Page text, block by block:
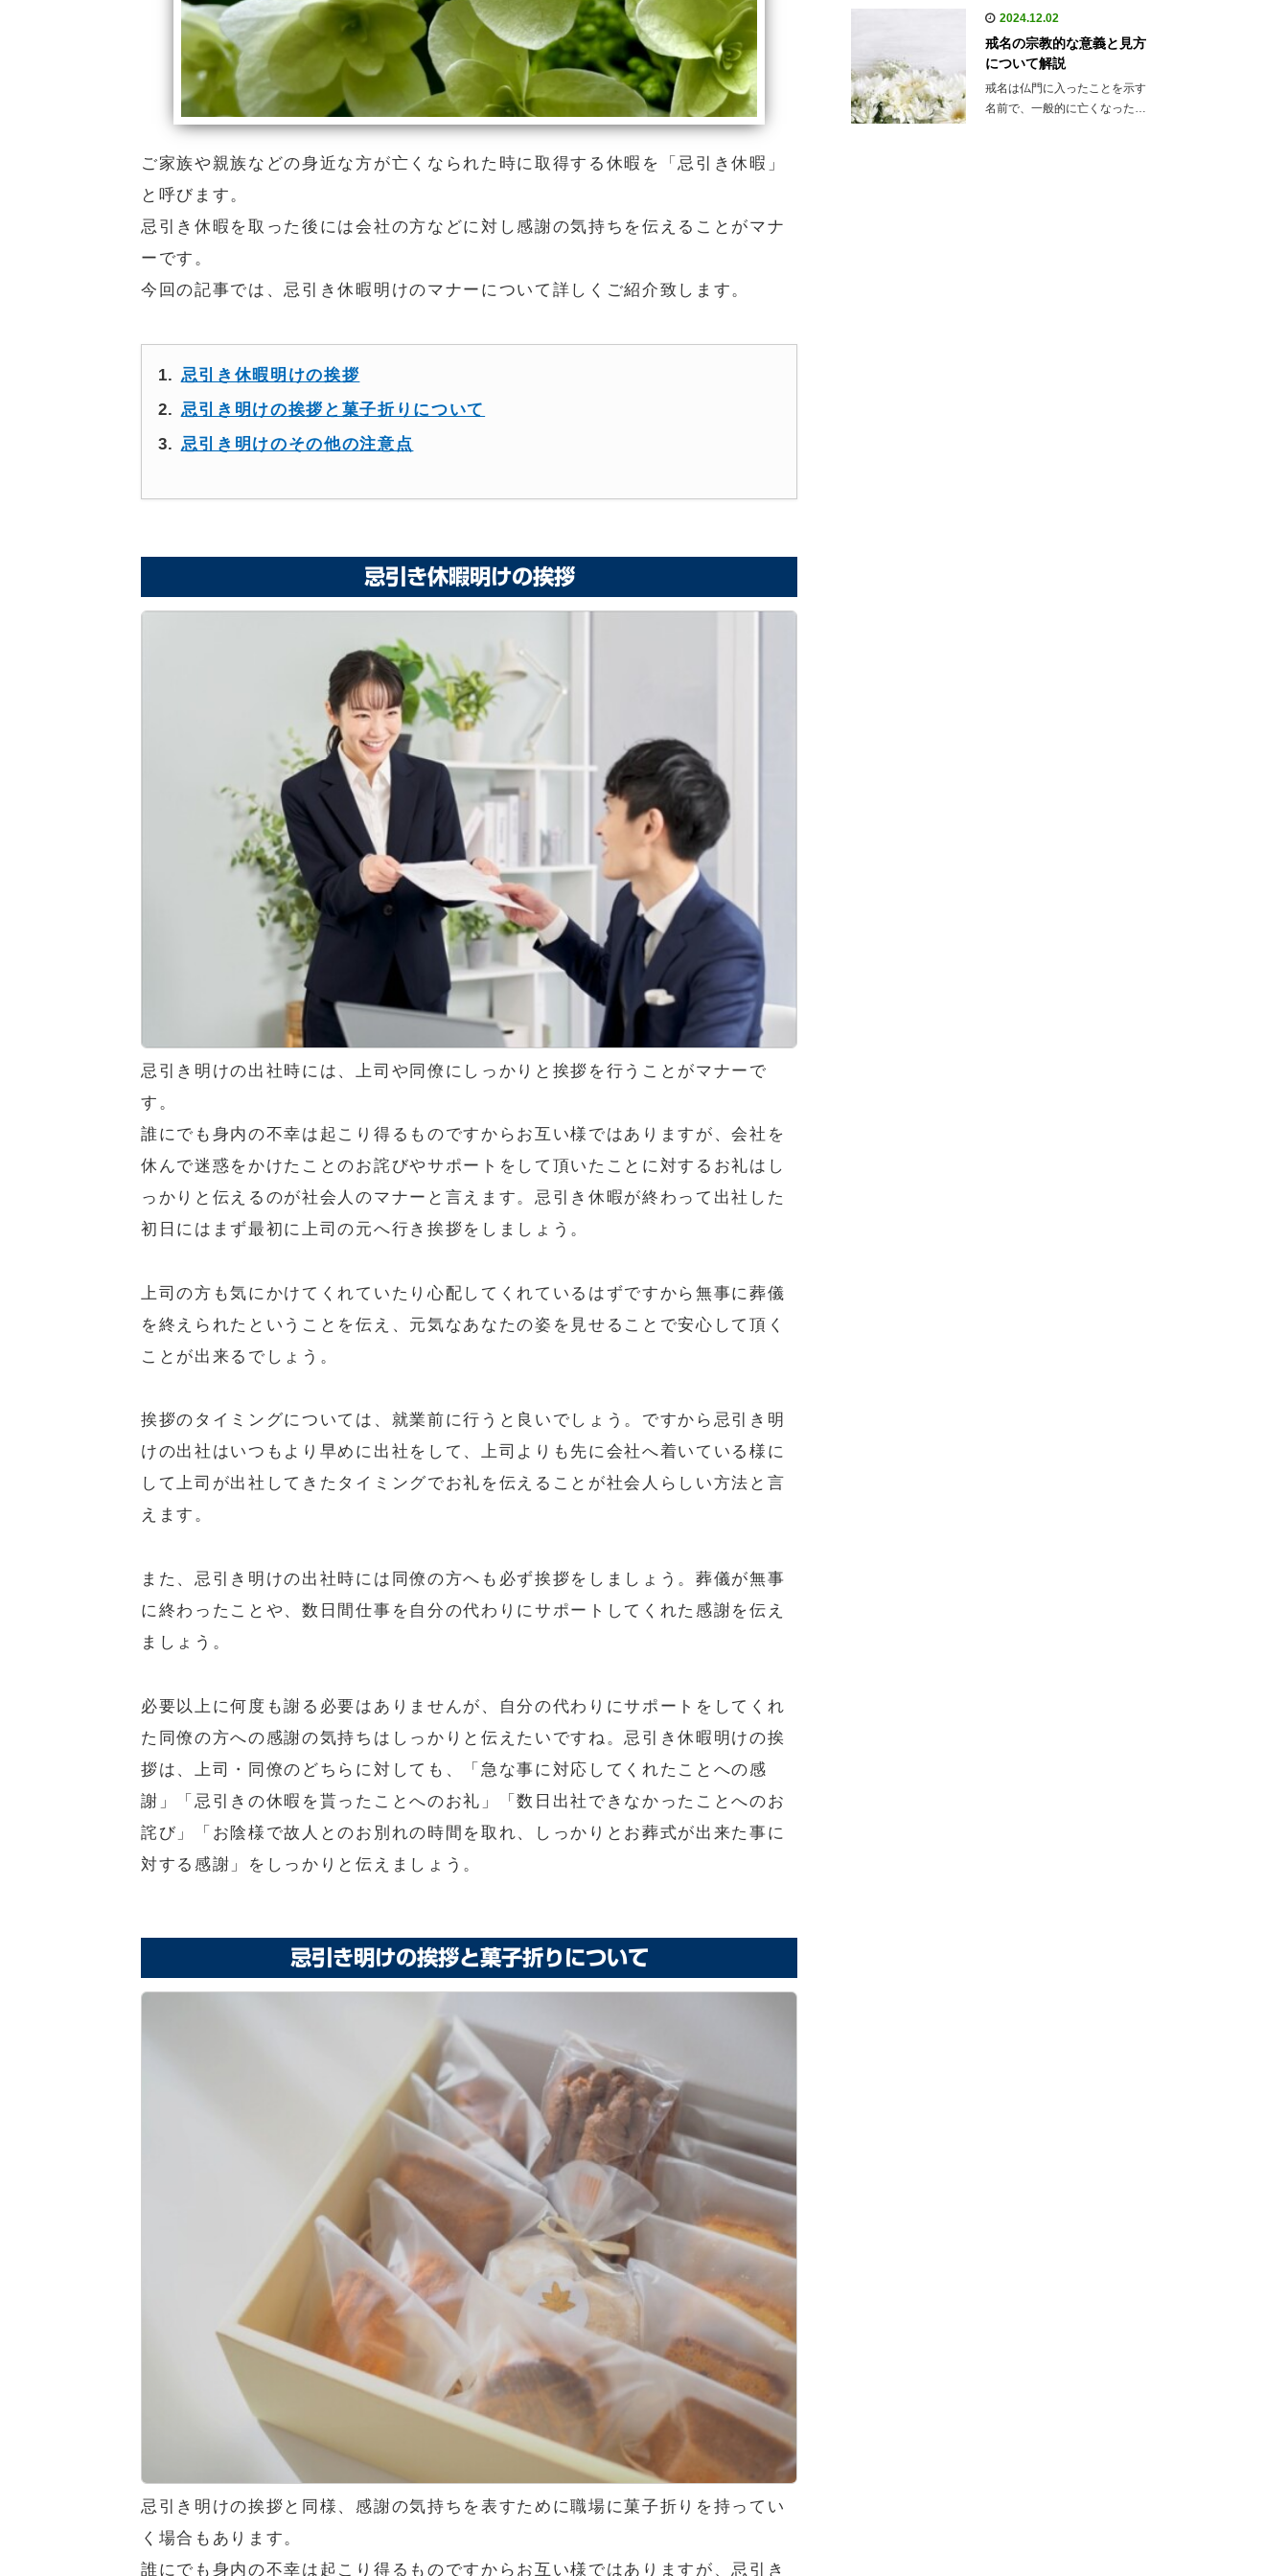
ご家族や親族などの身近な方が亡くなられた時に取得する休暇を「忌引き休暇」
と呼びます。
忌引き休暇を取った後には会社の方などに対し感謝の気持ちを伝えることがマナ
ーです。
今回の記事では、忌引き休暇明けのマナーについて詳しくご紹介致します。
忌引き休暇明けの挨拶
忌引き明けの挨拶と菓子折りについて
忌引き明けのその他の注意点
忌引き休暇明けの挨拶
忌引き明けの出社時には、上司や同僚にしっかりと挨拶を行うことがマナーで
す。
誰にでも身内の不幸は起こり得るものですからお互い様ではありますが、会社を
休んで迷惑をかけたことのお詫びやサポートをして頂いたことに対するお礼はし
っかりと伝えるのが社会人のマナーと言えます。忌引き休暇が終わって出社した
初日にはまず最初に上司の元へ行き挨拶をしましょう。
上司の方も気にかけてくれていたり心配してくれているはずですから無事に葬儀
を終えられたということを伝え、元気なあなたの姿を見せることで安心して頂く
ことが出来るでしょう。
挨拶のタイミングについては、就業前に行うと良いでしょう。ですから忌引き明
けの出社はいつもより早めに出社をして、上司よりも先に会社へ着いている様に
して上司が出社してきたタイミングでお礼を伝えることが社会人らしい方法と言
えます。
また、忌引き明けの出社時には同僚の方へも必ず挨拶をしましょう。葬儀が無事
に終わったことや、数日間仕事を自分の代わりにサポートしてくれた感謝を伝え
ましょう。
必要以上に何度も謝る必要はありませんが、自分の代わりにサポートをしてくれ
た同僚の方への感謝の気持ちはしっかりと伝えたいですね。忌引き休暇明けの挨
拶は、上司・同僚のどちらに対しても、「急な事に対応してくれたことへの感
謝」「忌引きの休暇を貰ったことへのお礼」「数日出社できなかったことへのお
詫び」「お陰様で故人とのお別れの時間を取れ、しっかりとお葬式が出来た事に
対する感謝」をしっかりと伝えましょう。
忌引き明けの挨拶と菓子折りについて
忌引き明けの挨拶と同様、感謝の気持ちを表すために職場に菓子折りを持ってい
く場合もあります。
誰にでも身内の不幸は起こり得るものですからお互い様ではありますが、忌引き
2024.12.02
戒名の宗教的な意義と見方
について解説
戒名は仏門に入ったことを示す
名前で、一般的に亡くなった…